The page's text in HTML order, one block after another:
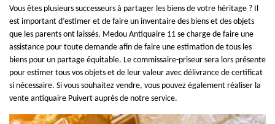
Vous êtes plusieurs successeurs à partager les biens de votre héritage ? Il
est important d’estimer et de faire un inventaire des biens et des objets
que les parents ont laissés. Medou Antiquaire 11 se charge de faire une
assistance pour toute demande afin de faire une estimation de tous les
biens pour un partage équitable. Le commissaire-priseur sera lors présente
pour estimer tous vos objets et de leur valeur avec délivrance de certificat
si nécessaire. Si vous souhaitez vendre, vous pouvez également réaliser la
vente antiquaire Puivert auprès de notre service.